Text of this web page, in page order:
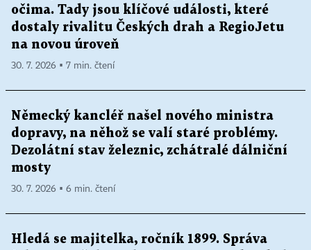
očima. Tady jsou klíčové události, které
dostaly rivalitu Českých drah a RegioJetu
na novou úroveň
30. 7. 2026 ▪ 7 min. čtení
Německý kancléř našel nového ministra
dopravy, na něhož se valí staré problémy.
Dezolátní stav železnic, zchátralé dálniční
mosty
30. 7. 2026 ▪ 6 min. čtení
Hledá se majitelka, ročník 1899. Správa